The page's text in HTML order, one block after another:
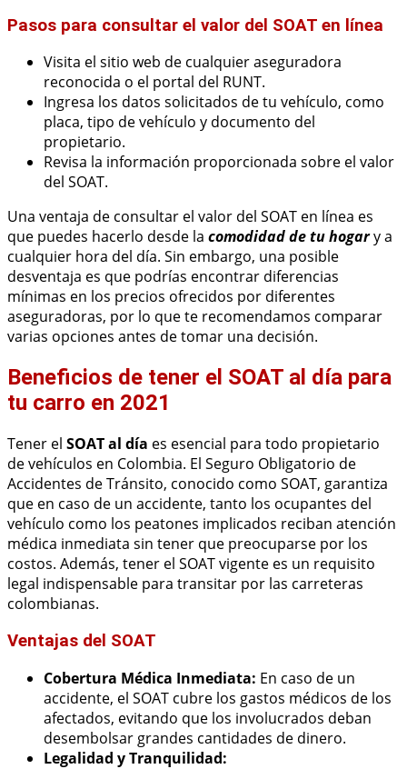
Pasos para consultar el valor del SOAT en línea
Visita el sitio web de cualquier aseguradora
reconocida o el portal del RUNT.
Ingresa los datos solicitados de tu vehículo, como
placa, tipo de vehículo y documento del
propietario.
Revisa la información proporcionada sobre el valor
del SOAT.
Una ventaja de consultar el valor del SOAT en línea es
que puedes hacerlo desde la comodidad de tu hogary a
cualquier hora del día. Sin embargo, una posible
desventaja es que podrías encontrar diferencias
mínimas en los precios ofrecidos por diferentes
aseguradoras, por lo que te recomendamos comparar
varias opciones antes de tomar una decisión.
Beneficios de tener el SOAT al día para
tu carro en 2021
Tener el SOAT al día es esencial para todo propietario
de vehículos en Colombia. El Seguro Obligatorio de
Accidentes de Tránsito, conocido como SOAT, garantiza
que en caso de un accidente, tanto los ocupantes del
vehículo como los peatones implicados reciban atención
médica inmediata sin tener que preocuparse por los
costos. Además, tener el SOAT vigente es un requisito
legal indispensable para transitar por las carreteras
colombianas.
Ventajas del SOAT
Cobertura Médica Inmediata: En caso de un
accidente, el SOAT cubre los gastos médicos de los
afectados, evitando que los involucrados deban
desembolsar grandes cantidades de dinero.
Legalidad y Tranquilidad: